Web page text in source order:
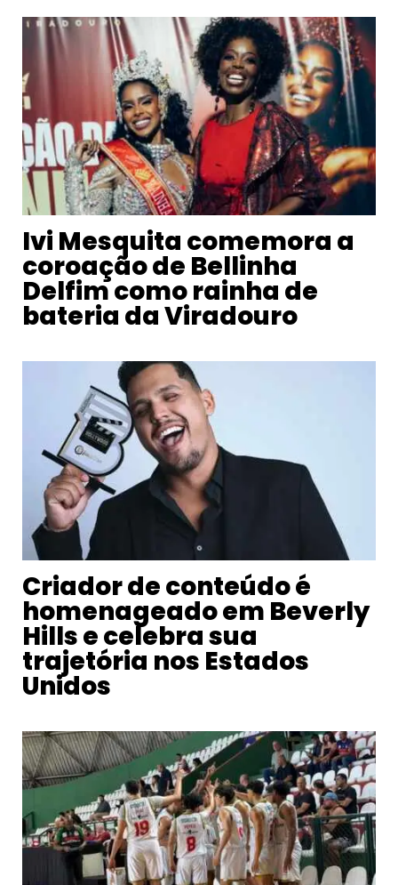
Ivi Mesquita comemora a
coroação de Bellinha
Delfim como rainha de
bateria da Viradouro
Criador de conteúdo é
homenageado em Beverly
Hills e celebra sua
trajetória nos Estados
Unidos